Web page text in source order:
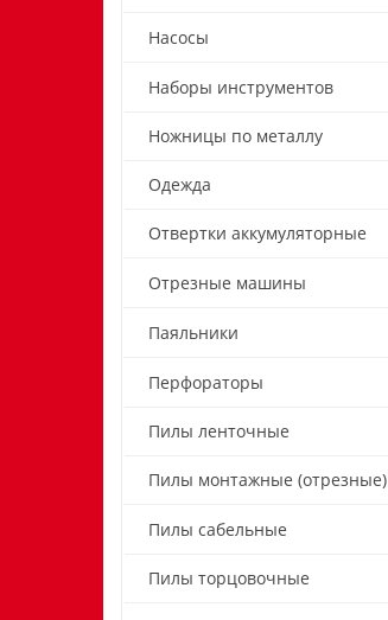
Насосы
Наборы инструментов
Ножницы по металлу
Одежда
Отвертки аккумуляторные
Отрезные машины
Паяльники
Перфораторы
Пилы ленточные
Пилы монтажные (отрезные)
Пилы сабельные
Пилы торцовочные